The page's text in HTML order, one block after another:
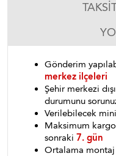
Gönderim
merkez ilçeleri
Şehir merkezi
durumunu
Verilebilecek
Maksimum
sonraki 7. gün
Ortalama montaj